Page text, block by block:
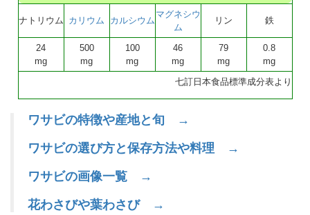
ナトリウム カリウム カルシウム
マグネシウ
ム
リン 鉄
24
mg
500
mg
100
mg
46
mg
79
mg
0.8
mg
七訂日本食品標準成分表より
ワサビの特徴や産地と旬 →
ワサビの選び方と保存方法や料理 →
ワサビの画像一覧 →
花わさびや葉わさび →